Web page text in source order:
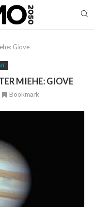
Giove
MIEHE: GIOVE
Bookmark